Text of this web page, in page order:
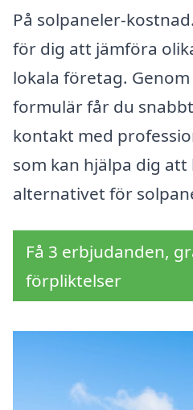
På solpaneler-
för dig att jämföra
lokala företag.
formulär får du
kontakt med
som kan hjälpa dig
alternativet för
Få 3 erbjudanden,
förpliktelser